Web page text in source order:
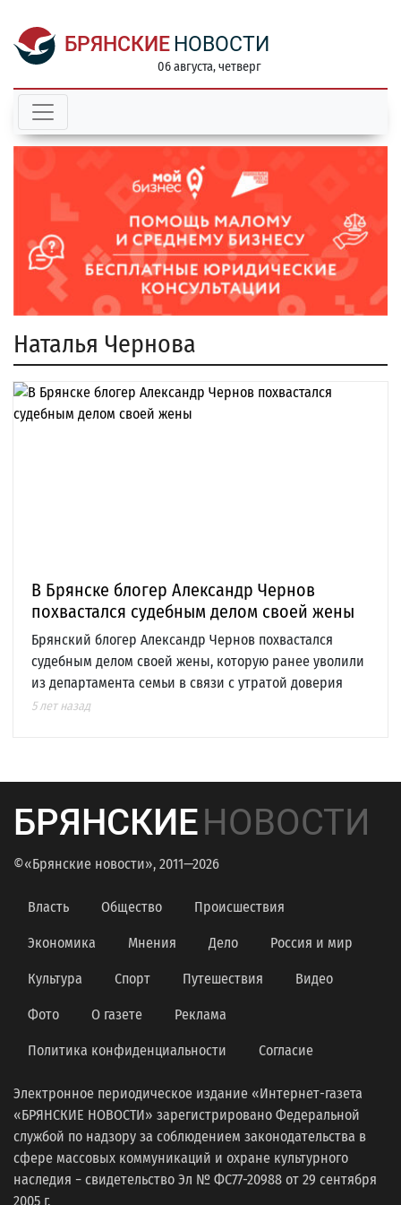
БРЯНСКИЕ НОВОСТИ
06 августа, четверг
Наталья Чернова
В Брянске блогер Александр Чернов
похвастался судебным делом своей жены
Брянский блогер Александр Чернов похвастался
судебным делом своей жены, которую ранее уволили
из департамента семьи в связи с утратой доверия
5 лет назад
БРЯНСКИЕНОВОСТИ
©«Брянские новости», 2011—2026
Власть Общество Происшествия
Экономика Мнения Дело Россия и мир
Культура Спорт Путешествия Видео
Фото О газете Реклама
Политика конфиденциальности Согласие
Электронное периодическое издание «Интернет-газета
«БРЯНСКИЕ НОВОСТИ» зарегистрировано Федеральной
службой по надзору за соблюдением законодательства в
сфере массовых коммуникаций и охране культурного
наследия − свидетельство Эл № ФС77-20988 от 29 сентября
2005 г.